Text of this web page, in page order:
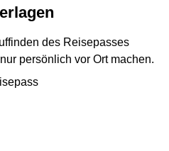
des Reisepasses
persönlich vor Ort machen.